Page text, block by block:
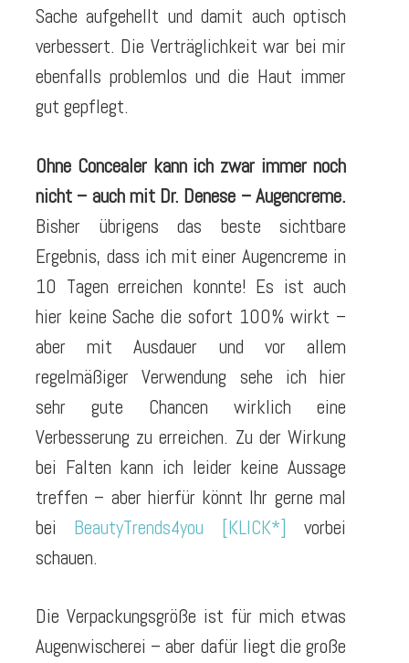
Sache aufgehellt und damit auch optisch
verbessert. Die Verträglichkeit war bei mir
ebenfalls problemlos und die Haut immer
gut gepflegt.
Ohne Concealer kann ich zwar immer noch
nicht – auch mit Dr. Denese – Augencreme.
Bisher übrigens das beste sichtbare
Ergebnis, dass ich mit einer Augencreme in
10 Tagen erreichen konnte! Es ist auch
hier keine Sache die sofort 100% wirkt –
aber mit Ausdauer und vor allem
regelmäßiger Verwendung sehe ich hier
sehr gute Chancen wirklich eine
Verbesserung zu erreichen. Zu der Wirkung
bei Falten kann ich leider keine Aussage
treffen – aber hierfür könnt Ihr gerne mal
bei BeautyTrends4you [KLICK*]vorbei
schauen.
Die Verpackungsgröße ist für mich etwas
Augenwischerei – aber dafür liegt die große